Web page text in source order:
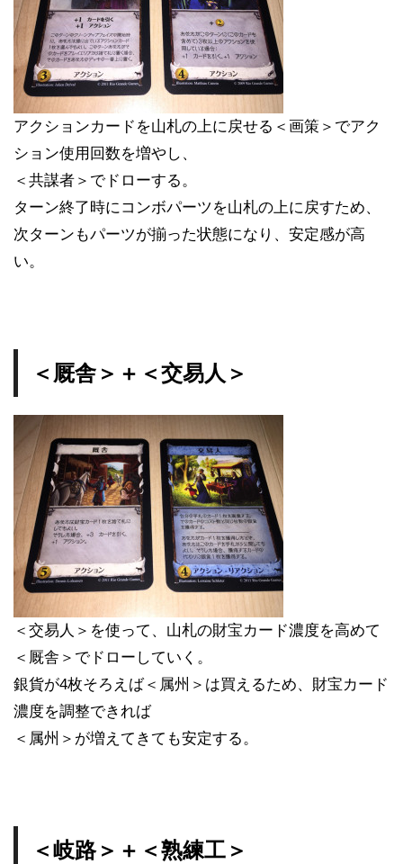
アクションカードを山札の上に戻せる＜画策＞でアク
ション使用回数を増やし、
＜共謀者＞でドローする。
ターン終了時にコンボパーツを山札の上に戻すため、
次ターンもパーツが揃った状態になり、安定感が高
い。
＜厩舎＞＋＜交易人＞
＜交易人＞を使って、山札の財宝カード濃度を高めて
＜厩舎＞でドローしていく。
銀貨が4枚そろえば＜属州＞は買えるため、財宝カード
濃度を調整できれば
＜属州＞が増えてきても安定する。
＜岐路＞＋＜熟練工＞